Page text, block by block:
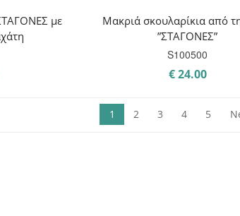
με
Μακριά σκουλαρίκια από
”ΣΤΑΓΟΝΕΣ”
S100500
€24.00
1 2 3 4 5